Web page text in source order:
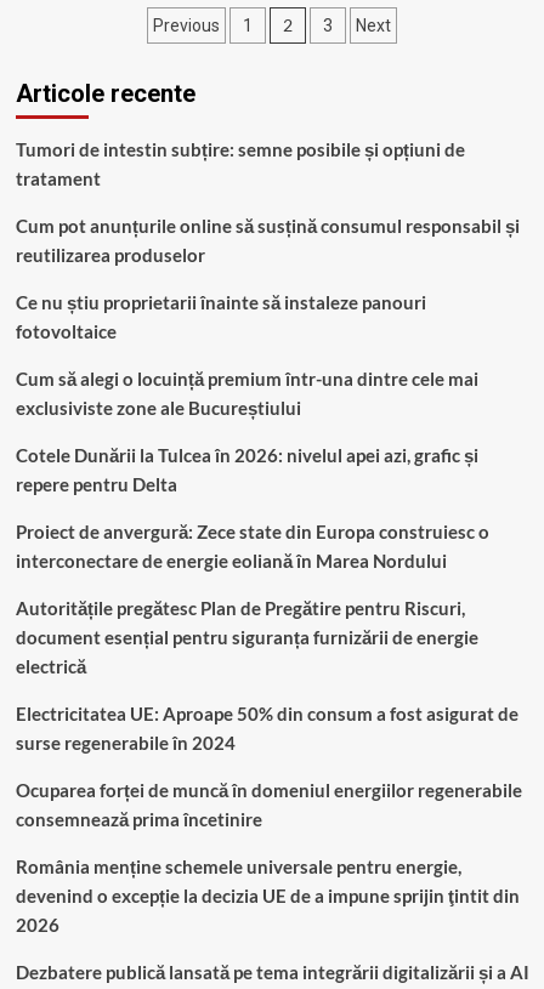
Beneficii
soluții
Paginație
Previous 1 2 3 Next
Articole recente
Tumori de intestin subțire: semne posibile și opțiuni de
tratament
Cum pot anunțurile online să susțină consumul responsabil și
reutilizarea produselor
Ce nu știu proprietarii înainte să instaleze panouri
fotovoltaice
Cum să alegi o locuință premium într-una dintre cele mai
exclusiviste zone ale Bucureștiului
Cotele Dunării la Tulcea în 2026: nivelul apei azi, grafic și
repere pentru Delta
Proiect de anvergură: Zece state din Europa construiesc o
interconectare de energie eoliană în Marea Nordului
Autoritățile pregătesc Plan de Pregătire pentru Riscuri,
document esențial pentru siguranța furnizării de energie
electrică
Electricitatea UE: Aproape 50% din consum a fost asigurat de
surse regenerabile în 2024
Ocuparea forței de muncă în domeniul energiilor regenerabile
consemnează prima încetinire
România menține schemele universale pentru energie,
devenind o excepție la decizia UE de a impune sprijin ţintit din
2026
Dezbatere publică lansată pe tema integrării digitalizării și a AI